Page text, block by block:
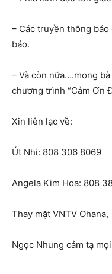
– Các truyền thông
báo.
– Và còn nữa….mong
chương trình “Cảm Ơn
Xin liên lạc về:
Út Nhi: 808 306 8069
Angela Kim Hoa: 808
Thay mặt VNTV Ohana,
Ngọc Nhung cảm tạ